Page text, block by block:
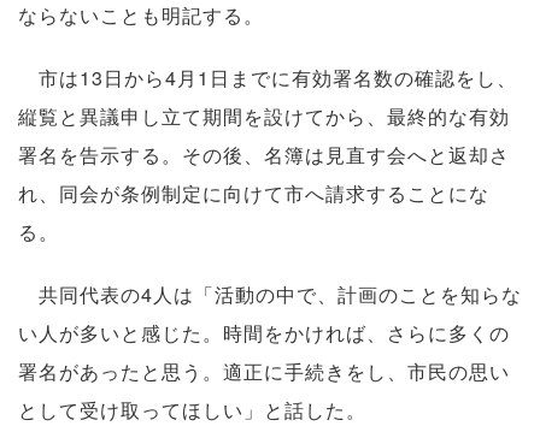
ならないことも明記する。
市は13日から4月1日までに有効署名数の確認をし、
縦覧と異議申し立て期間を設けてから、最終的な有効
署名を告示する。その後、名簿は見直す会へと返却さ
れ、同会が条例制定に向けて市へ請求することにな
る。
共同代表の4人は「活動の中で、計画のことを知らな
い人が多いと感じた。時間をかければ、さらに多くの
署名があったと思う。適正に手続きをし、市民の思い
として受け取ってほしい」と話した。